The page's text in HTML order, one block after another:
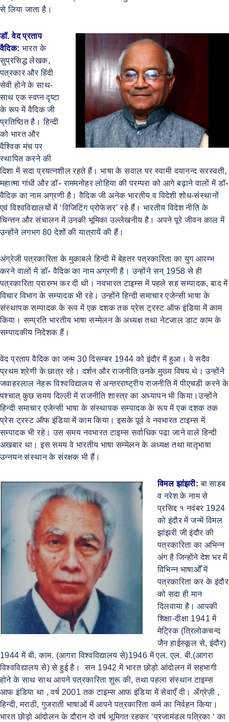
से लिया जाता है।
डॉ. वेद प्रताप
वैदिक: भारत के
सुप्रसिद्ध लेखक,
पत्रकार और हिंदी
सेवी होने के साथ-
साथ एक स्वप्न दृष्टा
के रूप में वैदिक जी
प्रतिष्ठित है। हिन्दी
को भारत और
वैश्विक मंच पर
स्थापित करने की
दिशा में सदा प्रयत्नशील रहते हैं। भाषा के सवाल पर स्वामी दयानन्द सरस्वती,
महात्मा गांधी और डॉ॰ राममनोहर लोहिया की परम्परा को आगे बढ़ाने वालों में डॉ॰
वैदिक का नाम अग्रणी है। वैदिक जी अनेक भारतीय व विदेशी शोध-संस्थानों
एवं विश्वविद्यालयों में ‘विजिटिंग प्रोफेसर’ रहे हैं। भारतीय विदेश नीति के
चिन्तन और संचालन में उनकी भूमिका उल्लेखनीय है। अपने पूरे जीवन काल में
उन्होंने लगभग 80 देशों की यात्रायें की हैं।
अंग्रेजी पत्रकारिता के मुकाबले हिन्दी में बेहतर पत्रकारिता का युग आरम्भ
करने वालों में डॉ॰ वैदिक का नाम अग्रणी है। उन्होंने सन् 1958 से ही
पत्रकारिता प्रारम्भ कर दी थी। नवभारत टाइम्स में पहले सह सम्पादक, बाद में
विचार विभाग के सम्पादक भी रहे। उन्होंने हिन्दी समाचार एजेन्सी भाषा के
संस्थापक सम्पादक के रूप में एक दशक तक प्रेस ट्रस्ट ऑफ इंडिया में काम
किया। सम्प्रति भारतीय भाषा सम्मेलन के अध्यक्ष तथा नेटजाल डाट काम के
सम्पादकीय निदेशक हैं।
वेद प्रताप वैदिक का जन्म 30 दिसम्बर 1944 को इंदौर में हुआ। वे सदैव
प्रथम श्रेणी के छात्र रहे। दर्शन और राजनीति उनके मुख्य विषय थे। उन्होंने
जवाहरलाल नेहरू विश्वविद्यालय से अन्तरराष्ट्रीय राजनीति में पीएचडी करने के
पश्चात् कुछ समय दिल्ली में राजनीति शास्त्र का अध्यापन भी किया।उन्होंने
हिन्दी समाचार एजेन्सी भाषा के संस्थापक सम्पादक के रूप में एक दशक तक
प्रेस ट्रस्ट ऑफ इंडिया में काम किया। इसके पूर्व वे नवभारत टाइम्स में
सम्पादक भी रहे। उस समय नवभारत टाइम्स सर्वाधिक पढा जाने वाले हिन्दी
अखबार था। इस समय वे भारतीय भाषा सम्मेलन के अध्यक्ष तथा मातृभाषा
उन्नयन संस्थान के संरक्षक भी हैं।
विमल झांझरी: बा साहब
व नरेश के नाम से
प्रसिद्द १ नवंबर 1924
को इंदौर में जन्में विमल
झांझरी जी इंदौर की
पत्रकारिता का अभिन्न
अंग है जिन्होंने देश भर में
विभिन्न भाषाओँ में
पत्रकारिता कर के इंदौर
को सदा ही मान
दिलवाया है। आपकी
शिक्षा-दीक्षा 1941 में
मेट्रिक (त्रिलोकचन्द
जैन हाईस्कूल से, इंदौर)
1944 में बी. काम. (आगरा विश्वविद्यालय से)1946 में एल. एल. बी.(आगरा
विश्वविद्यालय से) से हुई है। सन 1942 में भारत छोड़ो आंदोलन में सहभागी
होने के साथ साथ आपने पत्रकारिता शुरू की, तथा पहला संस्थान टाइम्स
आफ इंडिया था , वर्ष 2001 तक टाइम्स आफ इंडिया में सेवाएँ दी। अँग्रेज़ी ,
हिन्दी, मराठी, गुजराती भाषाओं में आपने पत्रकारिता कर्म का निर्वहन किया।
भारत छोड़ो आंदोलन के दौरान दो वर्ष भूमिगत रहकर ‘प्रजामंडल पत्रिका ‘ का